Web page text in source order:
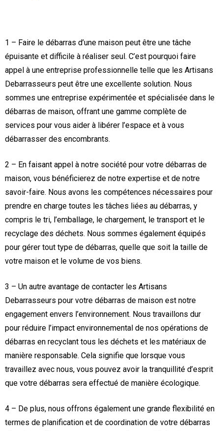
1 – Faire le débarras d’une maison peut être une tâche
épuisante et difficile à réaliser seul. C’est pourquoi faire
appel à une entreprise professionnelle telle que les Artisans
Debarrasseurs peut être une excellente solution. Nous
sommes une entreprise expérimentée et spécialisée dans le
débarras de maison, offrant une gamme complète de
services pour vous aider à libérer l’espace et à vous
débarrasser des encombrants.
2 – En faisant appel à notre société pour votre débarras de
maison, vous bénéficierez de notre expertise et de notre
savoir-faire. Nous avons les compétences nécessaires pour
prendre en charge toutes les tâches liées au débarras, y
compris le tri, l’emballage, le chargement, le transport et le
recyclage des déchets. Nous sommes également équipés
pour gérer tout type de débarras, quelle que soit la taille de
votre maison et le volume de vos biens.
3 – Un autre avantage de contacter les Artisans
Debarrasseurs pour votre débarras de maison est notre
engagement envers l’environnement. Nous travaillons dur
pour réduire l’impact environnemental de nos opérations de
débarras en recyclant tous les déchets et les matériaux de
manière responsable. Cela signifie que lorsque vous
travaillez avec nous, vous pouvez avoir la tranquillité d’esprit
que votre débarras sera effectué de manière écologique.
4 – De plus, nous offrons également une grande flexibilité en
termes de planification et de coordination de votre débarras